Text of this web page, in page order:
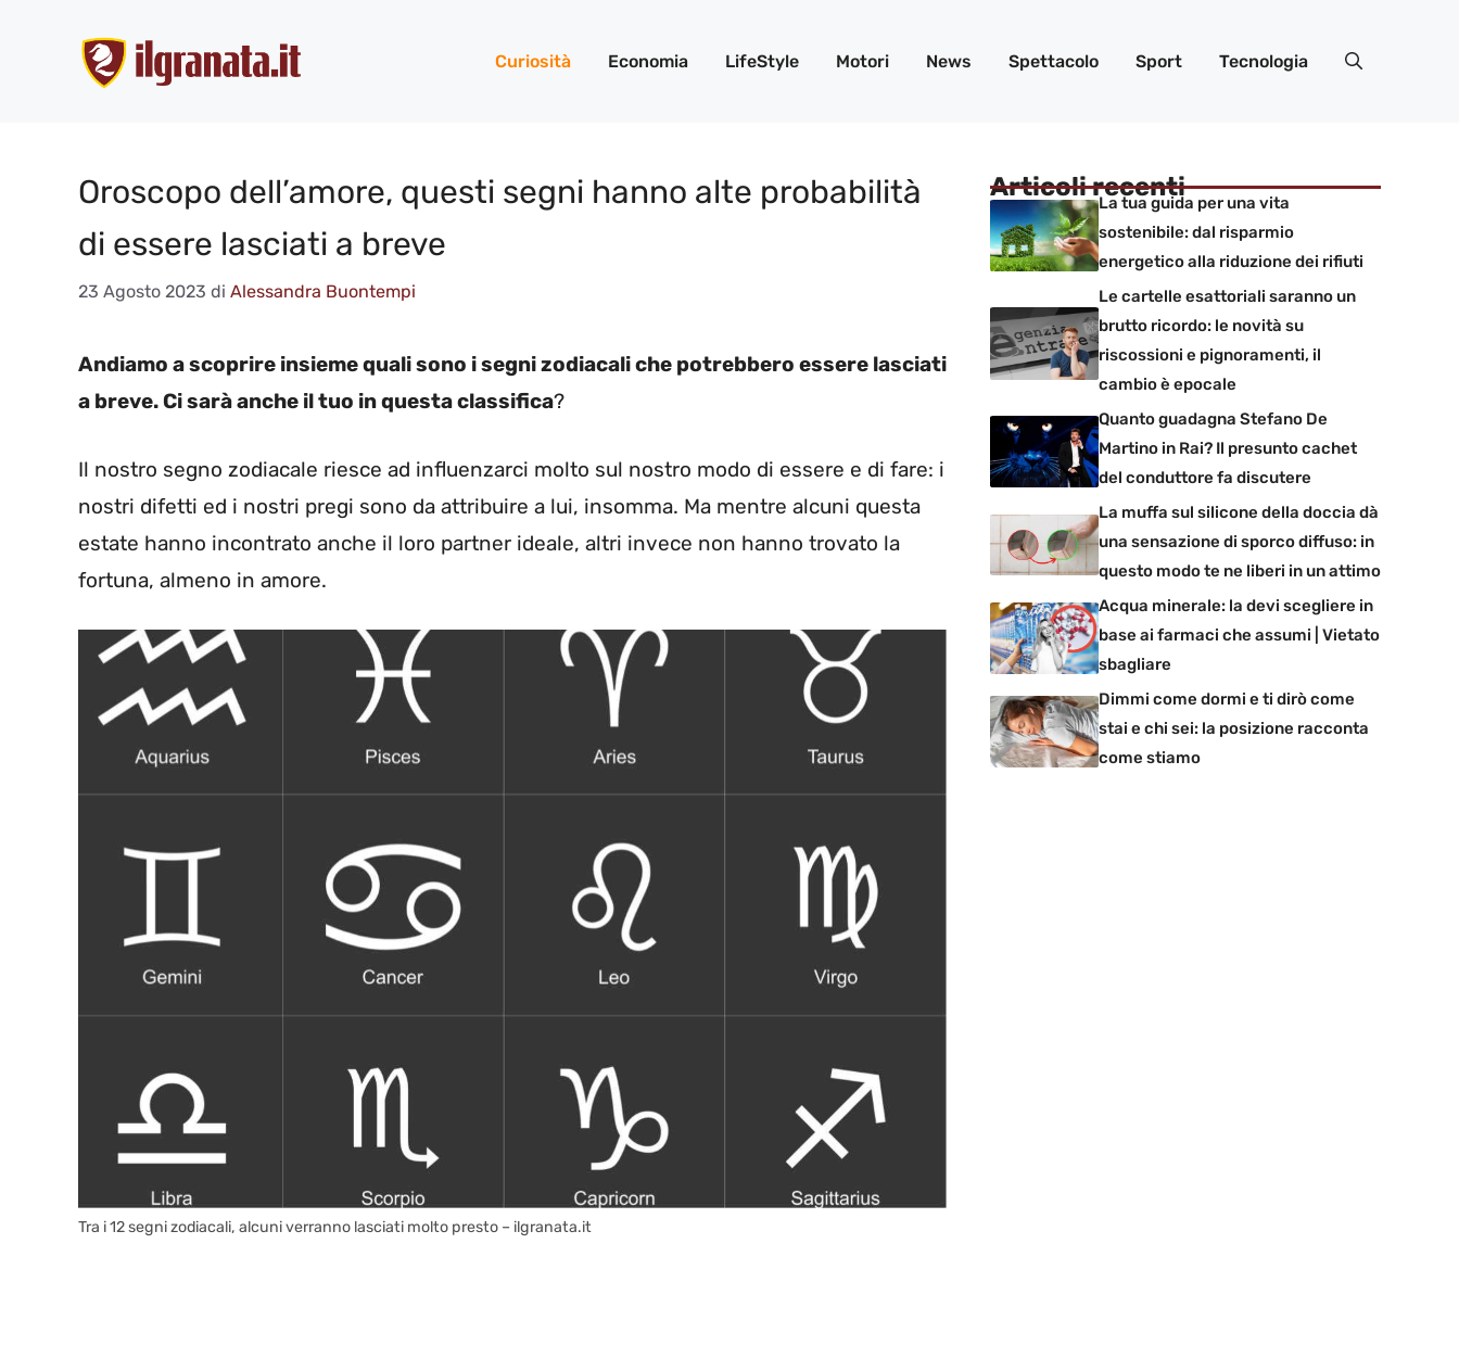
contenuto
Curiosità Economia LifeStyle Motori News Spettacolo Sport Tecnologia
Oroscopo dell’amore, questi segni hanno alte probabilità
di essere lasciati a breve
23 Agosto 2023 di Alessandra Buontempi
Andiamo a scoprire insieme quali sono i segni zodiacali che potrebbero essere lasciati
a breve. Ci sarà anche il tuo in questa classifica?
Il nostro segno zodiacale riesce ad influenzarci molto sul nostro modo di essere e di fare: i
nostri difetti ed i nostri pregi sono da attribuire a lui, insomma. Ma mentre alcuni questa
estate hanno incontrato anche il loro partner ideale, altri invece non hanno trovato la
fortuna, almeno in amore.
Tra i 12 segni zodiacali, alcuni verranno lasciati molto presto – ilgranata.it
Articoli recenti
La tua guida per una vita
sostenibile: dal risparmio
energetico alla riduzione dei rifiuti
Le cartelle esattoriali saranno un
brutto ricordo: le novità su
riscossioni e pignoramenti, il
cambio è epocale
Quanto guadagna Stefano De
Martino in Rai? Il presunto cachet
del conduttore fa discutere
La muffa sul silicone della doccia dà
una sensazione di sporco diffuso: in
questo modo te ne liberi in un attimo
Acqua minerale: la devi scegliere in
base ai farmaci che assumi | Vietato
sbagliare
Dimmi come dormi e ti dirò come
stai e chi sei: la posizione racconta
come stiamo